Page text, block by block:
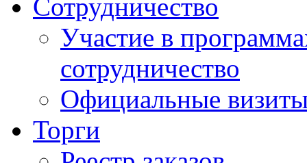
Сотрудничество
Участие в
сотрудничество
Официальные
Торги